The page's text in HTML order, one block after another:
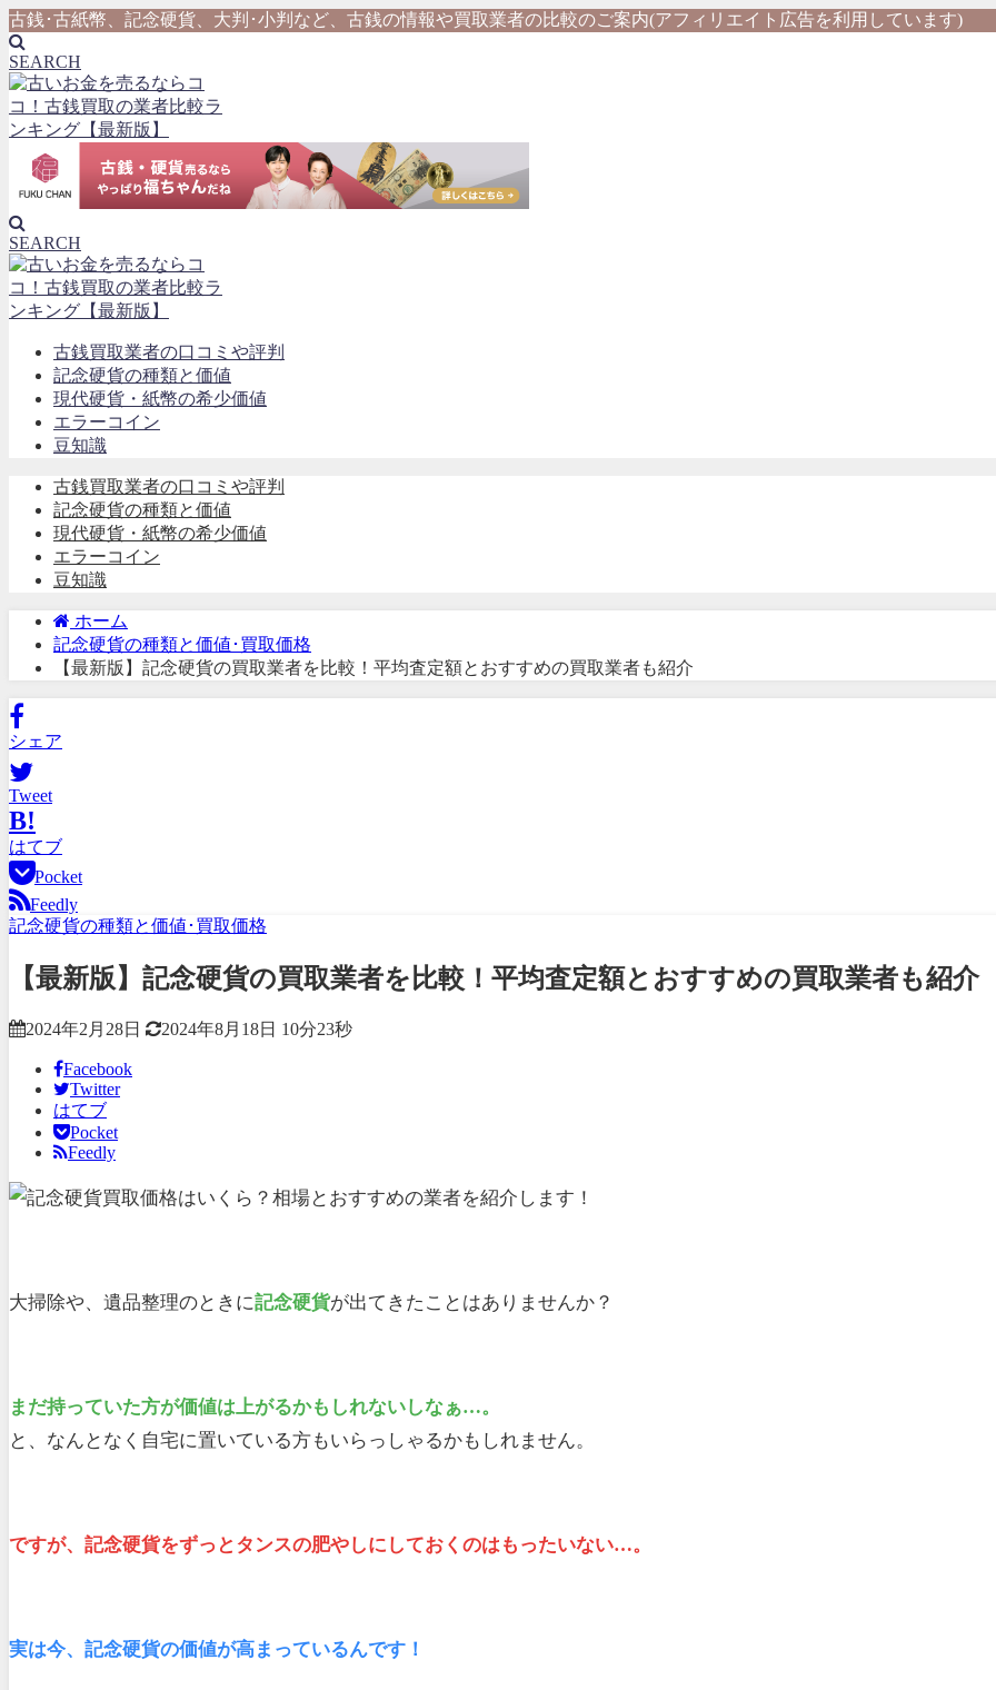
古銭･古紙幣、記念硬貨、大判･小判など、古銭の情報や買取業者の比較のご案内(アフィリエイト広告を利用しています)
SEARCH
SEARCH
古銭買取業者の口コミや評判
記念硬貨の種類と価値
現代硬貨・紙幣の希少価値
エラーコイン
豆知識
古銭買取業者の口コミや評判
記念硬貨の種類と価値
現代硬貨・紙幣の希少価値
エラーコイン
豆知識
ホーム
記念硬貨の種類と価値･買取価格
【最新版】記念硬貨の買取業者を比較！平均査定額とおすすめの買取業者も紹介
シェア
Tweet
B!
はてブ
Pocket
Feedly
記念硬貨の種類と価値･買取価格
【最新版】記念硬貨の買取業者を比較！平均査定額とおすすめの買取業者も紹介
2024年2月28日 2024年8月18日 10分23秒
Facebook
Twitter
はてブ
Pocket
Feedly
大掃除や、遺品整理のときに記念硬貨が出てきたことはありませんか？
まだ持っていた方が価値は上がるかもしれないしなぁ…。
と、なんとなく自宅に置いている方もいらっしゃるかもしれません。
ですが、記念硬貨をずっとタンスの肥やしにしておくのはもったいない…。
実は今、記念硬貨の価値が高まっているんです！